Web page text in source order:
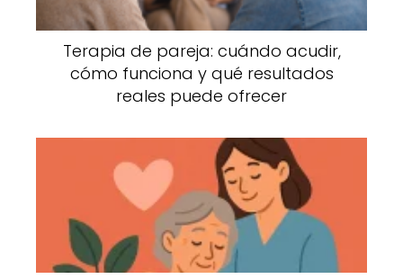
Terapia de pareja: cuándo acudir,
cómo funciona y qué resultados
reales puede ofrecer